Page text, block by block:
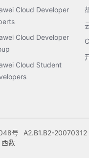
Cloud Developer
Cloud Developer
Cloud Student
号
A2.B1.B2-20070312
数